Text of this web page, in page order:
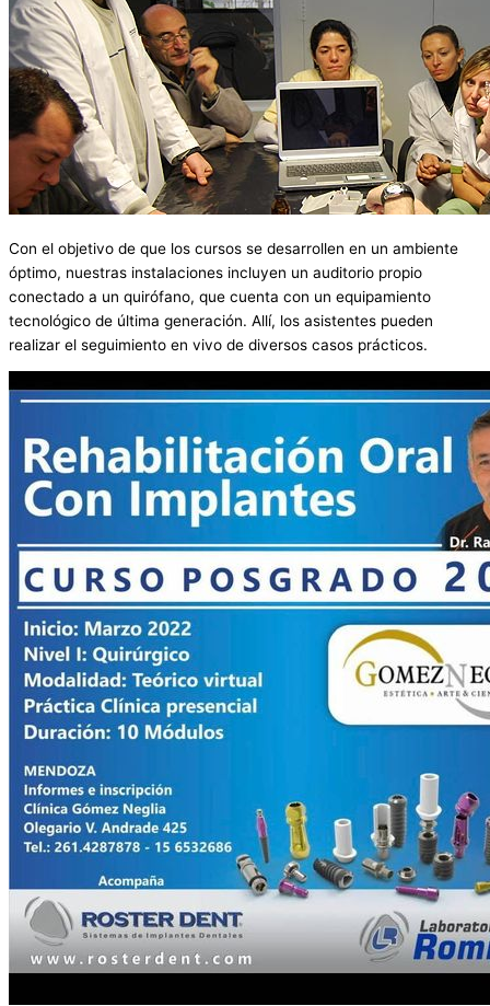
Con el objetivo de que los cursos se desarrollen en un ambiente
óptimo, nuestras instalaciones incluyen un auditorio propio
conectado a un quirófano, que cuenta con un equipamiento
tecnológico de última generación. Allí, los asistentes pueden
realizar el seguimiento en vivo de diversos casos prácticos.